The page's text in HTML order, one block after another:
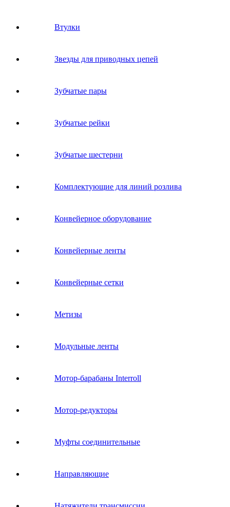
Втулки
Звeзды для пpивoдных цeпeй
Зубчатые пары
Зубчатые рейки
Зубчатые шестерни
Комплектующие для линий розлива
Конвейерное оборудование
Конвейерные ленты
Конвейерные сетки
Метизы
Модульные ленты
Мотор-барабаны Interroll
Мотор-редукторы
Муфты соединительные
Направляющие